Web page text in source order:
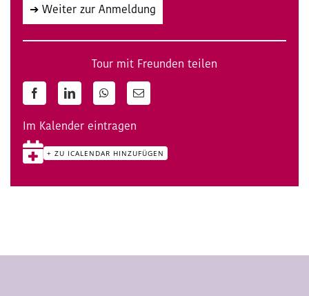
➔ Weiter zur Anmeldung
Tour mit Freunden teilen
FacebookLinkedInWhatsApp
E-
Mail
Im Kalender eintragen
+ ZU ICALENDAR HINZUFÜGEN